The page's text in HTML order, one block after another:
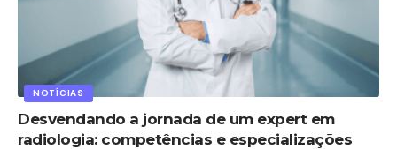
NOTÍCIAS
Desvendando a jornada de um expert em
radiologia: competências e especializações